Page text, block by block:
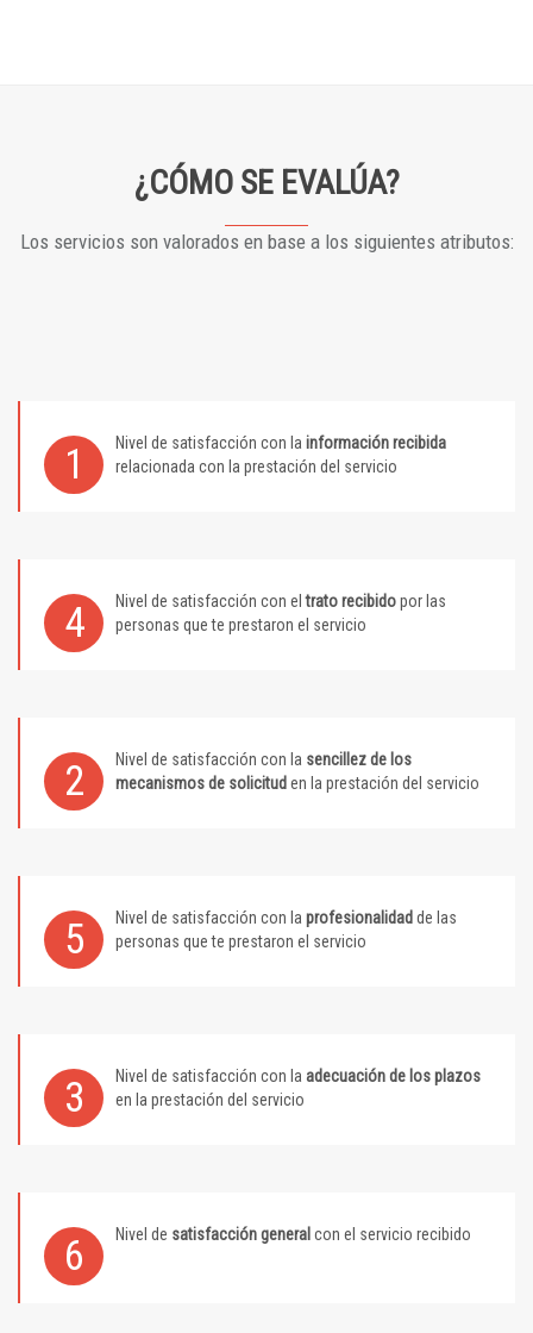
¿CÓMO SE EVALÚA?
Los servicios son valorados en base a los siguientes atributos:
1 Nivel de satisfacción con la información recibida
relacionada con la prestación del servicio
4 Nivel de satisfacción con eltrato recibidopor las
personas que te prestaron el servicio
2 Nivel de satisfacción con la sencillez de los
mecanismos de solicitud en la prestación del servicio
5 Nivel de satisfacción con la profesionalidad de las
personas que te prestaron el servicio
3 Nivel de satisfacción con la adecuación de los plazos
en la prestación del servicio
6 Nivel de satisfacción general con el servicio recibido